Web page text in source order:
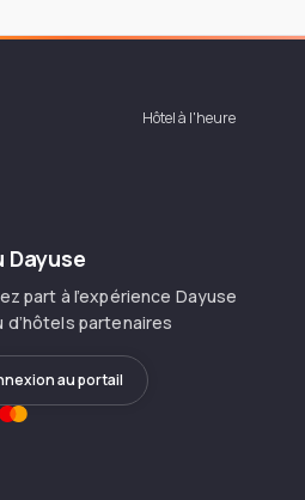
Hôtel à l'heure
part à l’expérience Dayuse
partenaires
au portail